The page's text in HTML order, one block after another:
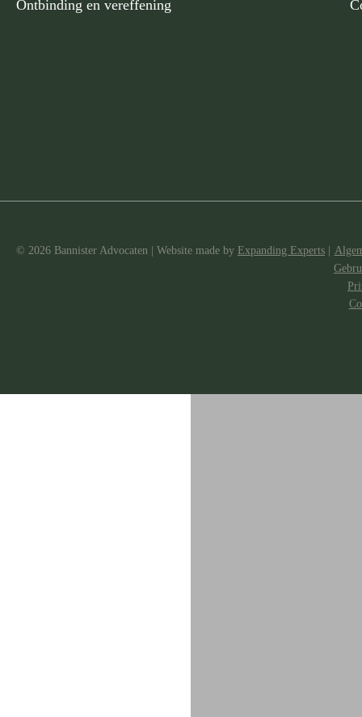
Ontbinding en vereffening
© 2026 Bannister Advocaten Website made by Expanding Experts